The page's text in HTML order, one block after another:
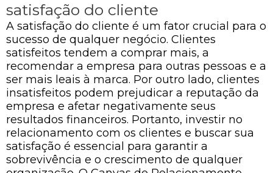
satisfação do cliente
A satisfação do cliente é um fator crucial para o
sucesso de qualquer negócio. Clientes
satisfeitos tendem a comprar mais, a
recomendar a empresa para outras pessoas e a
ser mais leais à marca. Por outro lado, clientes
insatisfeitos podem prejudicar a reputação da
empresa e afetar negativamente seus
resultados financeiros. Portanto, investir no
relacionamento com os clientes e buscar sua
satisfação é essencial para garantir a
sobrevivência e o crescimento de qualquer